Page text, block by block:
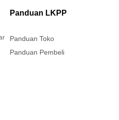
Panduan LKPP
Panduan Toko
Panduan Pembeli